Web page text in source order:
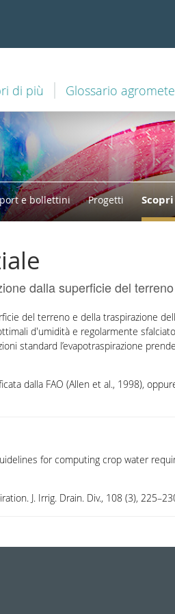
di più Glossario
e bollettini Progetti
dalla superficie del
del terreno e della traspirazione
d'umidità e regolarmente
standard l’evapotraspirazione
dalla FAO (Allen et al., 1998),
for computing crop water
J. Irrig. Drain. Div., 108 (3),